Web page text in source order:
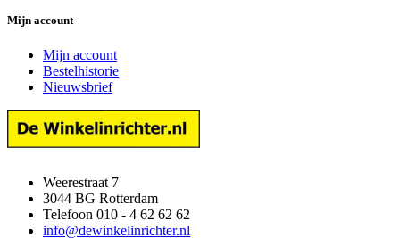
Mijn account
Mijn account
Bestelhistorie
Nieuwsbrief
Weerestraat 7
3044 BG Rotterdam
Telefoon 010 - 4 62 62 62
info@dewinkelinrichter.nl